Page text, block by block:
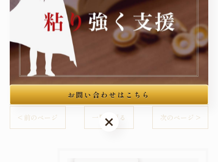
東京を中心に刑事事件の弁護
----------------------------------------------------------------------
< 前のページ 一覧に戻る 次のページ >
お問い合わせはこちら
お問い合わせはこちら